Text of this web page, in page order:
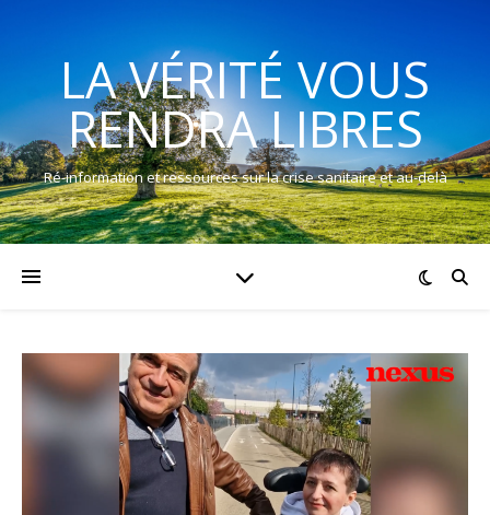
LA VÉRITÉ VOUS
RENDRA LIBRES
Ré-information et ressources sur la crise sanitaire et au-delà